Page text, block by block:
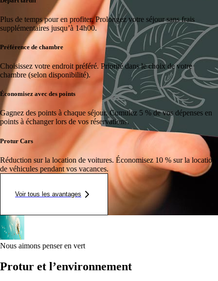
Plus de temps pour en profiter. Prolongez votre séjour sans frais
supplémentaires jusqu’à 14h00.
Préférence de chambre
Choisissez votre endroit préféré. Priorité dans le choix de votre
chambre (selon disponibilité).
Économisez avec des points
Gagnez des points à chaque séjour. Cumulez 5 % de vos dépenses en
points à échanger lors de vos réservations.
Protur Cars
Réduction sur la location de voitures. Économisez 10 % sur la location
de véhicules pendant vos vacances.
Voir tous les avantages
Nous aimons penser en vert
Protur et l’environnement